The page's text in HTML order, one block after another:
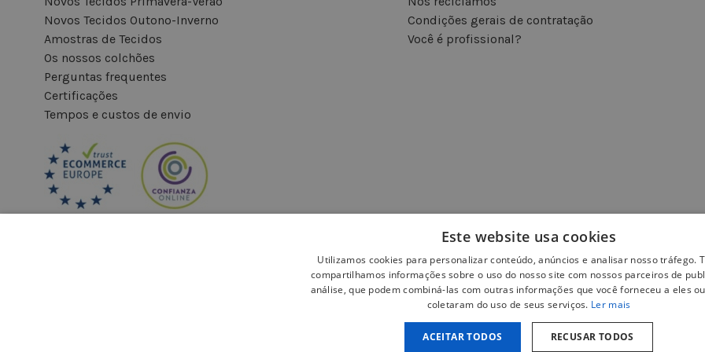
Novos Tecidos Outono-Inverno
Amostras de Tecidos
Os nossos colchões
Perguntas frequentes
Certificações
Tempos e custos de envio
Condições gerais de contratação
Você é profissional?
Este website usa cookies
Utilizamos cookies para personalizar conteúdo, anúncios e analisar nosso tráfego.
compartilhamos informações sobre o uso do nosso site com nossos parceiros de
análise, que podem combiná-las com outras informações que você forneceu a eles
coletaram do uso de seus serviços. Ler mais
ACEITAR TODOS RECUSAR TODOS